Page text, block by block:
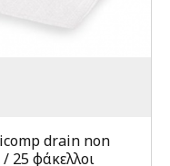
drain non
25 φάκελλοι